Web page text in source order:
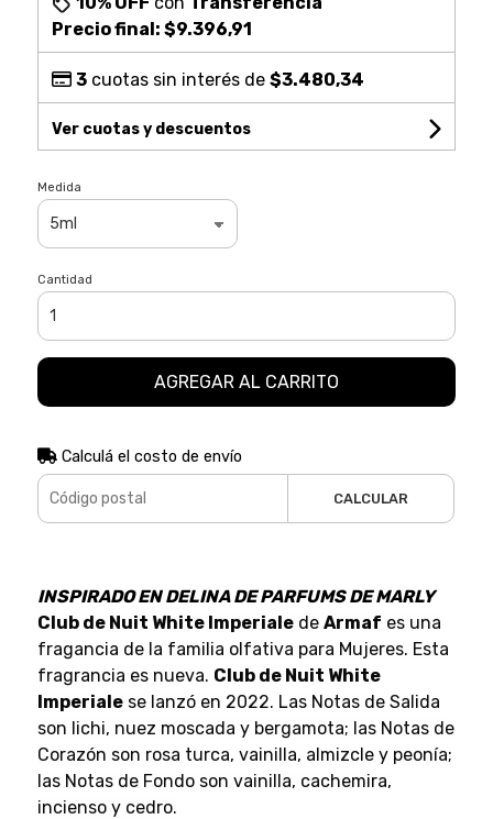
Precio final: $9.396,91
3cuotas sin interés de $3.480,34
Ver cuotas y descuentos
Medida
Cantidad
AGREGAR AL CARRITO
Calculá el costo de envío
CALCULAR
INSPIRADO EN DELINA DE PARFUMS DE MARLY
Club de Nuit White Imperialede Armaf es una
fragancia de la familia olfativa para Mujeres. Esta
fragrancia es nueva. Club de Nuit White
Imperialese lanzó en 2022. Las Notas de Salida
son lichi, nuez moscada y bergamota; las Notas de
Corazón son rosa turca, vainilla, almizcle y peonía;
las Notas de Fondo son vainilla, cachemira,
incienso y cedro.